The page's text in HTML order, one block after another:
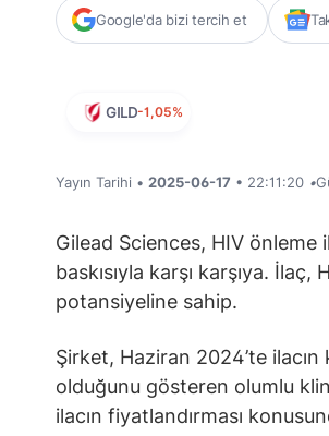
Google'da bizi tercih et
GILD-1,05%
Yayın Tarihi • 2025-06-17 • 22:11:20 •
Gilead Sciences, HIV önleme
baskısıyla karşı karşıya. İlaç,
potansiyeline sahip.
Şirket, Haziran 2024’te
olduğunu gösteren olumlu
ilacın fiyatlandırması